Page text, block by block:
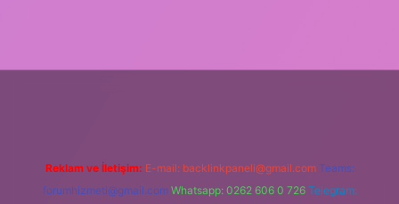
Reklam ve İletişim: E-mail: backlinkpaneli@gmail.com Teams:
forumhizmeti@gmail.com Whatsapp: 0262 606 0 726 Telegram: